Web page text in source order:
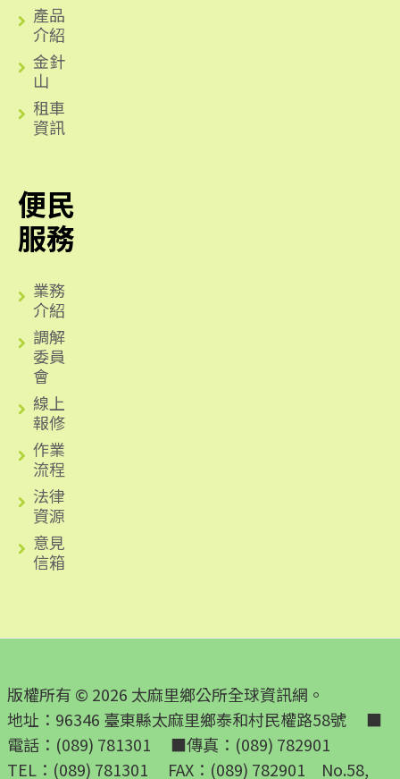
產品
介紹
金針
山
租車
資訊
便民
服務
業務
介紹
調解
委員
會
線上
報修
作業
流程
法律
資源
意見
信箱
版權所有 © 2026 太麻里鄉公所全球資訊網。
地址：96346 臺東縣太麻里鄉泰和村民權路58號 ■
電話：(089) 781301 ■傳真：(089) 782901
TEL：(089) 781301 FAX：(089) 782901 No.58,